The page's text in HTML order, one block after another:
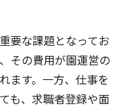
要な課題となってお
その費用が園運営の
ます。一方、仕事を
も、求職者登録や面